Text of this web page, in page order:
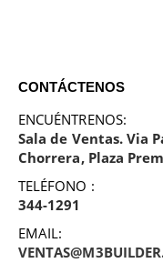
CONTÁCTENOS
ENCUÉNTRENOS:
Sala de Ventas. Via
Chorrera, Plaza
TELÉFONO :
344-1291
EMAIL: